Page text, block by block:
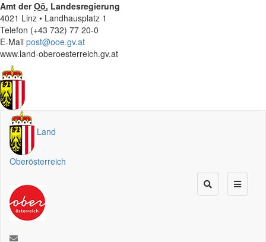
Amt derOö. Landesregierung
4021 Linz • Landhausplatz 1
Telefon (+43 732) 77 20-0
E-Mail post@ooe.gv.at
www.land-oberoesterreich.gv.at
Land
Oberösterreich